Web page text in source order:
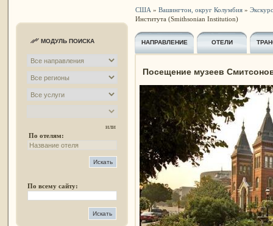
МОДУЛЬ ПОИСКА
или
По отелям:
По всему сайту:
США » Вашингтон, округ Колумбия»
Института (Smithsonian Institution)
НАПРАВЛЕНИЕ ОТЕЛИ
Посещение музеев